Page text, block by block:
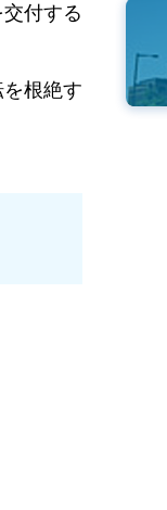
付する
根絶す